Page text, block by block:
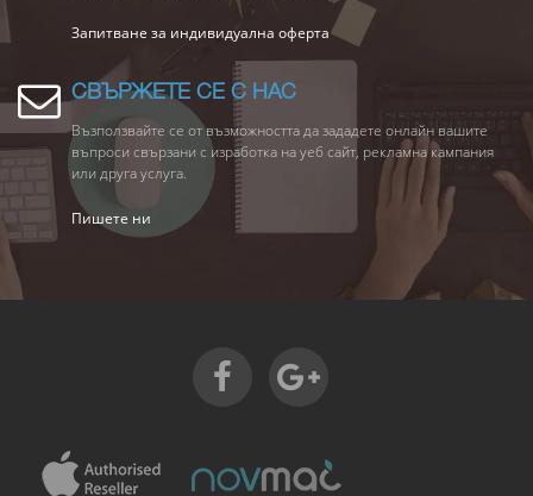
Запитване за индивидуална оферта
СВЪРЖЕТЕ СЕ С НАС
Възползвайте се от възможността да зададете онлайн вашите
въпроси свързани с изработка на уеб сайт, рекламна кампания
или друга услуга.
Пишете ни